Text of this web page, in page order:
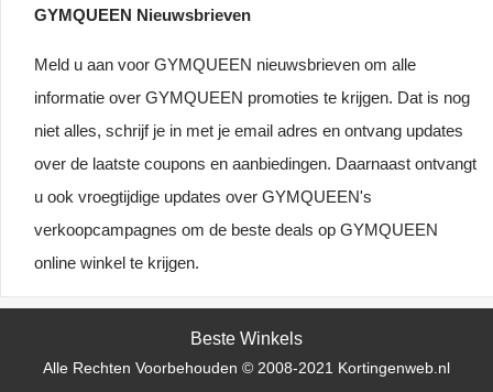
GYMQUEEN Nieuwsbrieven
Meld u aan voor GYMQUEEN nieuwsbrieven om alle
informatie over GYMQUEEN promoties te krijgen. Dat is nog
niet alles, schrijf je in met je email adres en ontvang updates
over de laatste coupons en aanbiedingen. Daarnaast ontvangt
u ook vroegtijdige updates over GYMQUEEN's
verkoopcampagnes om de beste deals op GYMQUEEN
online winkel te krijgen.
Beste Winkels
Alle Rechten Voorbehouden © 2008-2021 Kortingenweb.nl